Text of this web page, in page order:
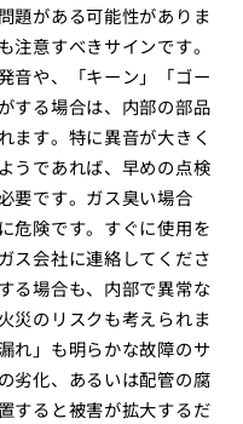
題がある可能性がありま
注意すべきサインです。
音や、「キーン」「ゴー
する場合は、内部の部品
ます。特に異音が大きく
うであれば、早めの点検
要です。ガス臭い場合
危険です。すぐに使用を
ス会社に連絡してくださ
る場合も、内部で異常な
災のリスクも考えられま
れ」も明らかな故障のサ
劣化、あるいは配管の腐
すると被害が拡大するだ